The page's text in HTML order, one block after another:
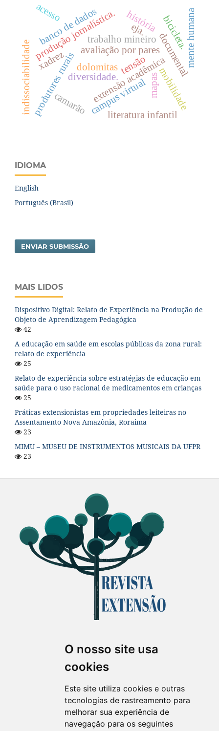
O nosso site usa
cookies
Este site utiliza cookies e outras
tecnologias de rastreamento para
melhorar sua experiência de
navegação para os seguintes
avaliação por pares
trabalho mineiro
dolomitas documental
extensão acadêmica
produção jornalística. história
indissociabilidade diversidade.
produtores rurais campus virtual mapas
banco de dados
mobilidade
bicicleta.
camarão literatura infantil
xadrez mente humana
tensão
eja.
acesso
IDIOMA
English
Português (Brasil)
ENVIAR SUBMISSÃO
MAIS LIDOS
Dispositivo Digital: Relato de Experiência na Produção de
Objeto de Aprendizagem Pedagógica
42
A educação em saúde em escolas públicas da zona rural:
relato de experiência
25
Relato de experiência sobre estratégias de educação em
saúde para o uso racional de medicamentos em crianças
25
Práticas extensionistas em propriedades leiteiras no
Assentamento Nova Amazônia, Roraima
23
MIMU – MUSEU DE INSTRUMENTOS MUSICAIS DA UFPR
23
Revista Extensão em Foco
ISSN 2358-7180 (on-line)